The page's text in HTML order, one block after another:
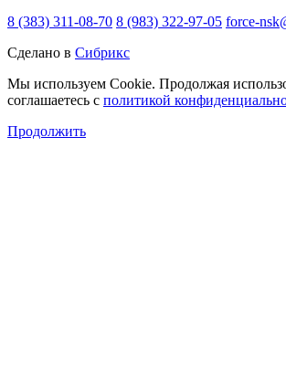
8 (383) 311-08-70 8 (983) 322-97-05 force-
Сделано в Сибрикс
Мы используем Cookie. Продолжая
соглашаетесь с политикой
Продолжить